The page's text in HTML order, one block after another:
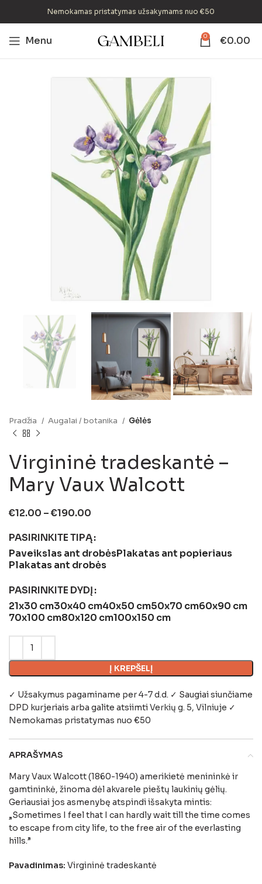
Nemokamas pristatymas užsakymams nuo €50
Menu 0 €0.00
Pradžia Augalai / botanika Gėlės
Virgininė tradeskantė –
Mary Vaux Walcott
€12.00 –€190.00
PASIRINKITE TIPĄ
Paveikslas ant drobėsPlakatas ant popieriaus
Plakatas ant drobės
PASIRINKITE DYDĮ
21x30 cm30x40 cm40x50 cm50x70 cm60x90 cm
70x100 cm80x120 cm100x150 cm
Į KREPŠELĮ
✓ Užsakymus pagaminame per 4-7 d.d. ✓ Saugiai siunčiame
DPD kurjeriais arba galite atsiimtiVerkių g. 5, Vilniuje ✓
Nemokamas pristatymas nuo €50
APRAŠYMAS
Mary Vaux Walcott (1860-1940) amerikietė menininkė ir
gamtininkė, žinoma dėl akvarele pieštų laukinių gėlių.
Geriausiai jos asmenybę atspindi išsakyta mintis:
„Sometimes I feel that I can hardly wait till the time comes
to escape from city life, to the free air of the everlasting
hills.”
Pavadinimas: Virgininė tradeskantė